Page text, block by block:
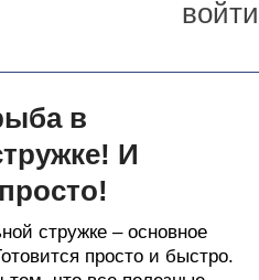
войти
в
И
стружке – основное
просто и быстро.